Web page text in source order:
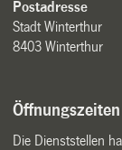
Postadresse
Stadt Winterthur
8403 Winterthur
Öffnungszeiten
Die Dienststellen